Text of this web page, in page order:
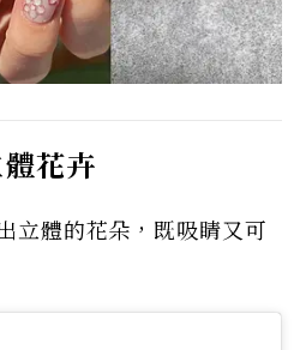
花卉
立體的花朵，既吸睛又可